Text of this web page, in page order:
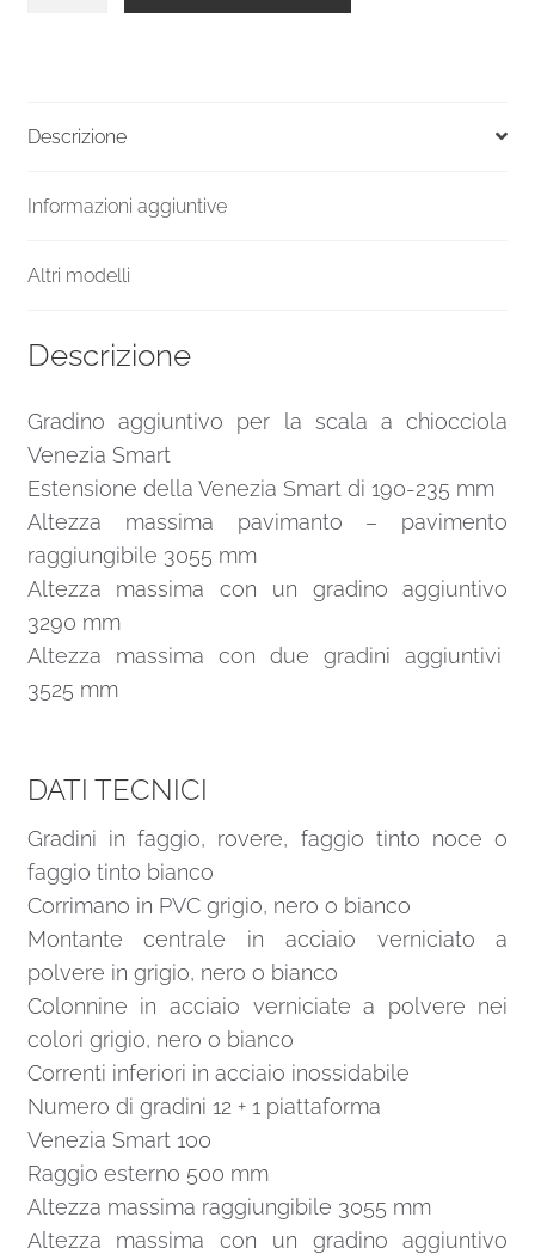
legno
quantità
Descrizione
Informazioni aggiuntive
Altri modelli
Descrizione
Gradino aggiuntivo per la scala a chiocciola
Venezia Smart
Estensione della Venezia Smart di 190-235 mm
Altezza massima pavimanto – pavimento
raggiungibile 3055 mm
Altezza massima con un gradino aggiuntivo
3290 mm
Altezza massima con due gradini aggiuntivi
3525 mm
DATI TECNICI
Gradini in faggio, rovere, faggio tinto noce o
faggio tinto bianco
Corrimano in PVC grigio, nero o bianco
Montante centrale in acciaio verniciato a
polvere in grigio, nero o bianco
Colonnine in acciaio verniciate a polvere nei
colori grigio, nero o bianco
Correnti inferiori in acciaio inossidabile
Numero di gradini 12 + 1 piattaforma
Venezia Smart 100
Raggio esterno 500 mm
Altezza massima raggiungibile 3055 mm
Altezza massima con un gradino aggiuntivo